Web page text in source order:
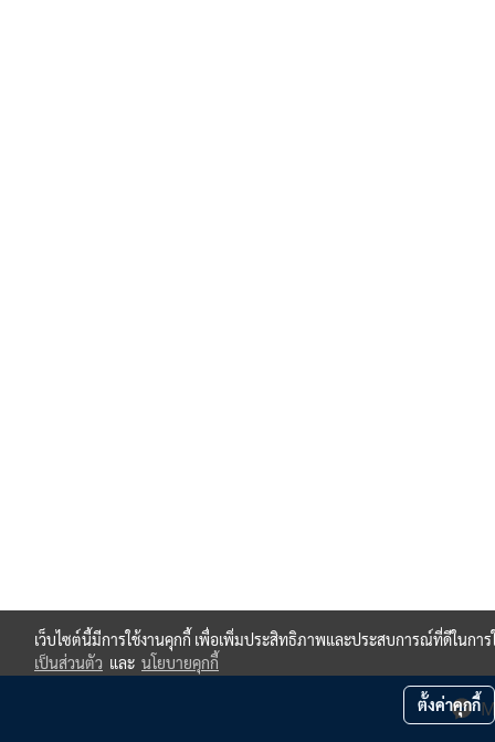
เว็บไซต์นี้มีการใช้งานคุกกี้ เพื่อเพิ่มประสิทธิภาพและประสบการณ์ที่ดีในกา
เป็นส่วนตัว และ นโยบายคุกกี้
ตั้งค่าคุกกี้